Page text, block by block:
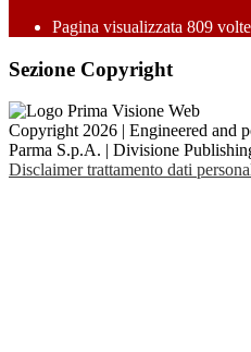
Pagina visualizzata 809 volte
Sezione Copyright
Copyright 2026 | Engineered and
Parma S.p.A. | Divisione
Disclaimer trattamento dati